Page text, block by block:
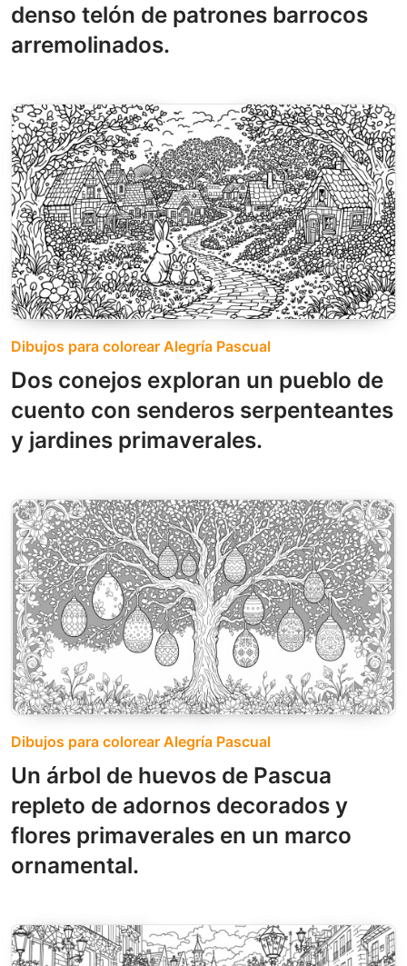
denso telón de patrones barrocos
arremolinados.
Dibujos para colorear Alegría Pascual
Dos conejos exploran un pueblo de
cuento con senderos serpenteantes
y jardines primaverales.
Dibujos para colorear Alegría Pascual
Un árbol de huevos de Pascua
repleto de adornos decorados y
flores primaverales en un marco
ornamental.